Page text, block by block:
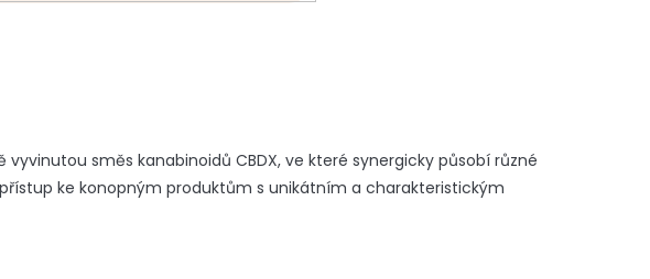
směs kanabinoidů CBDX, ve které synergicky působí různé
ke konopným produktům s unikátním a charakteristickým